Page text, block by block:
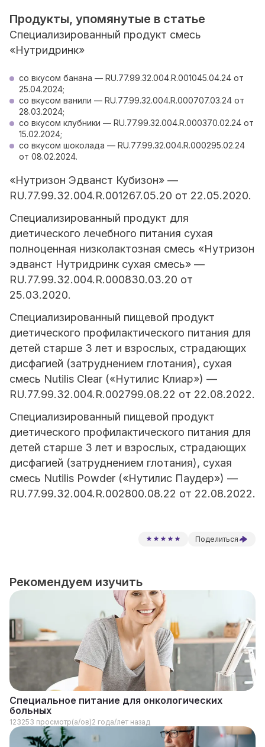
Продукты, упомянутые в статье
Специализированный продукт смесь
«Нутридринк»
со вкусом банана — RU.77.99.32.004.R.001045.04.24 от
25.04.2024;
со вкусом ванили — RU.77.99.32.004.R.000707.03.24 от
28.03.2024;
со вкусом клубники — RU.77.99.32.004.R.000370.02.24 от
15.02.2024;
со вкусом шоколада — RU.77.99.32.004.R.000295.02.24
от 08.02.2024.
«Нутризон Эдванст Кубизон» —
RU.77.99.32.004.R.001267.05.20 от 22.05.2020.
Специализированный продукт для
диетического лечебного питания сухая
полноценная низколактозная смесь «Нутризон
эдванст Нутридринк сухая смесь» —
RU.77.99.32.004.R.000830.03.20 от
25.03.2020.
Специализированный пищевой продукт
диетического профилактического питания для
детей старше 3 лет и взрослых, страдающих
дисфагией (затруднением глотания), сухая
смесь Nutilis Clear («Нутилис Клиар») —
RU.77.99.32.004.R.002799.08.22 от 22.08.2022.
Специализированный пищевой продукт
диетического профилактического питания для
детей старше 3 лет и взрослых, страдающих
дисфагией (затруднением глотания), сухая
смесь Nutilis Powder («Нутилис Паудер») —
RU.77.99.32.004.R.002800.08.22 от 22.08.2022.
Поделиться
Рекомендуем изучить
Специальное питание для онкологических
больных
123253 просмотр(а/ов)2 года/лет назад